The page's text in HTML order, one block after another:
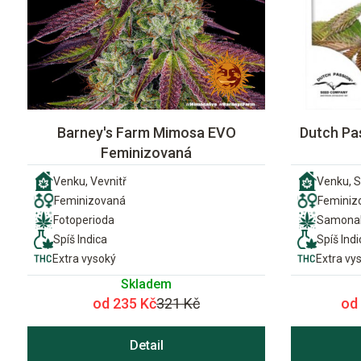
Barney's Farm Mimosa EVO
Feminizovaná
Venku, Vevnitř
Feminizovaná
Fotoperioda
Spíš Indica
Extra vysoký
Skladem
od 235 Kč321 Kč
Detail
Dutch
Venku,
Spíš
Extra
od